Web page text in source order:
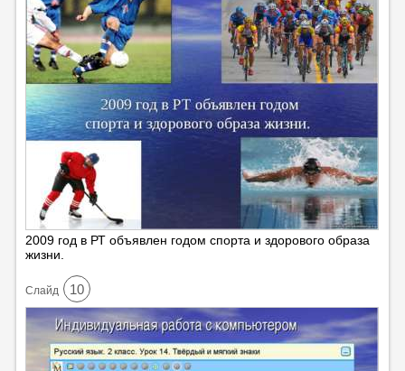
2009 год в РТ объявлен годом спорта и здорового образа
жизни.
Cлайд 10